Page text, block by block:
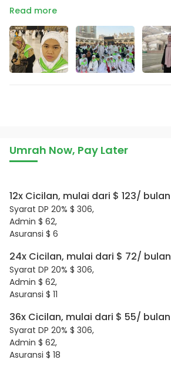
Read more
Umrah Now, Pay Later
12x Cicilan, mulai dari $ 123/ bulan
Syarat DP 20% $ 306,
Admin $ 62,
Asuransi $ 6
24x Cicilan, mulai dari $ 72/ bulan
Syarat DP 20% $ 306,
Admin $ 62,
Asuransi $ 11
36x Cicilan, mulai dari $ 55/ bulan
Syarat DP 20% $ 306,
Admin $ 62,
Asuransi $ 18